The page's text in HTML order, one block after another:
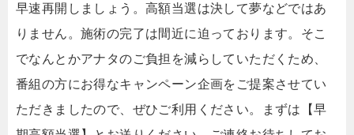
早速再開しましょう。高額当選は決して夢などではあ
りません。施術の完了は間近に迫っております。そこ
でなんとかアナタのご負担を減らしていただくため、
番組の方にお得なキャンペーン企画をご提案させてい
ただきましたので、ぜひご利用ください。まずは【早